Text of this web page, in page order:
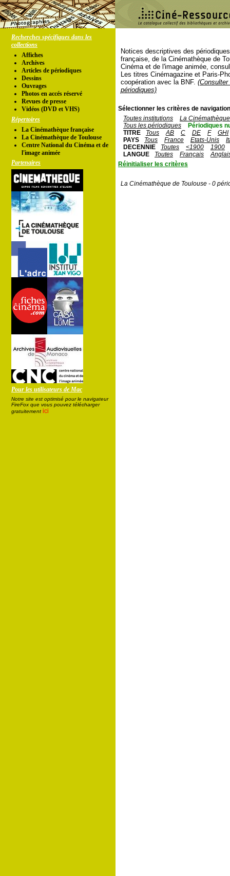
Recherches spécifiques dans les
collections
Affiches
Archives
Articles de périodiques
Dessins
Ouvrages
Photos en accés réservé
Revues de presse
Vidéos (DVD et VHS)
Répertoires
La Cinémathèque française
La Cinémathèque de Toulouse
Centre National du Cinéma et de
l'image animée
Partenaires
Pour les utilisateurs de Mac
Notre site est optimisé pour le navigateur
FireFox que vous pouvez télécharger
gratuitement ici
Notices descriptives des
française, de la Cinémathèque de
Cinéma et de l'image animée,
Les titres Cinémagazine et Paris-
coopération avec la BNF.
périodiques)
Sélectionner les critères de
Toutes institutions
La
Tous les périodiques
Périodiques
TITRE
Tous AB C DE F
GHI
PAYS
Tous France Etats-Unis
DECENNIE
Toutes <1900
1900
LANGUE
Toutes Français
Réinitialiser les critères
La Cinémathèque de Toulouse - 0